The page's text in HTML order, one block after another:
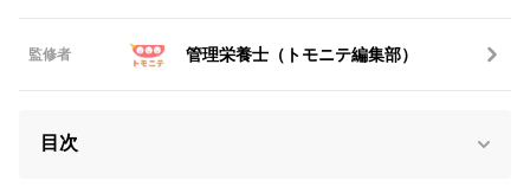
監修者 管理栄養士（トモニテ編集部）
目次